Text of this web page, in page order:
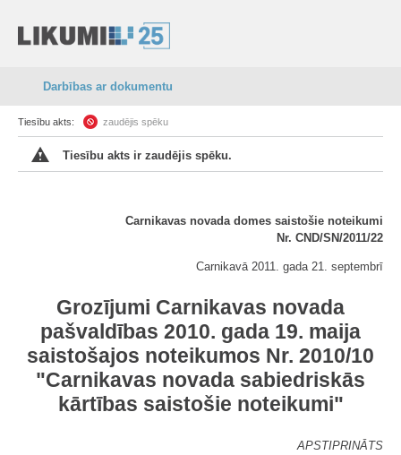
Darbības ar dokumentu
Tiesību akts: zaudējis spēku
Tiesību akts ir zaudējis spēku.
Carnikavas novada domes saistošie noteikumi
Nr. CND/SN/2011/22
Carnikavā 2011. gada 21. septembrī
Grozījumi Carnikavas novada
pašvaldības 2010. gada 19. maija
saistošajos noteikumos Nr. 2010/10
"Carnikavas novada sabiedriskās
kārtības saistošie noteikumi"
APSTIPRINĀTS